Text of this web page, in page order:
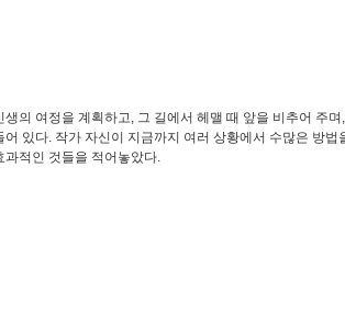
생의 여정을 계획하고, 그 길에서 헤맬 때 앞을 비추어 주
어 있다. 작가 자신이 지금까지 여러 상황에서 수많은 방
과적인 것들을 적어놓았다.